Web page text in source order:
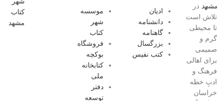
مشهد در
تلاش است
تا محیطی
گرم و
صمیمی
برای اهالی
فرهنگ و
ادبِ خطه
خراسان
ادیان
دانشنامه
گاهنامه
بزرگسال
کتب نفیس
موسسه
شهر
کتاب
فروشگاه
بوکچه
کتابخانه
ملی
دفتر
توسعه